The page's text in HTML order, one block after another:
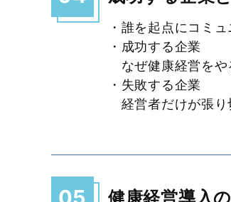
・誰を起点にコミ
・成功する企業
なぜ健康経営をや
・失敗する企業
経営者だけが張り
健康経営導入